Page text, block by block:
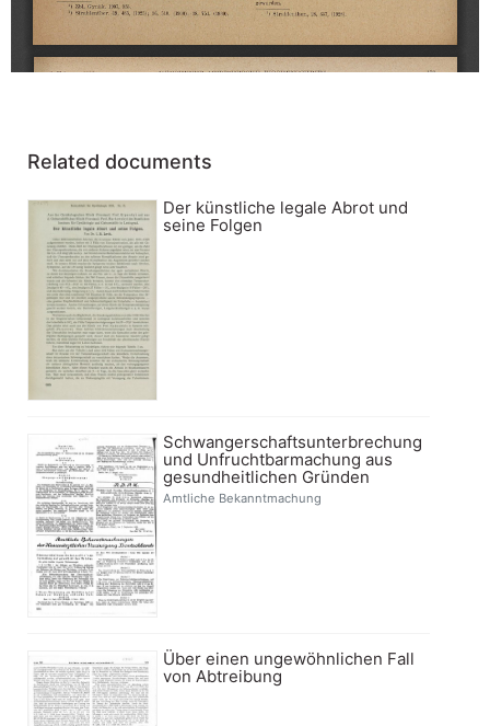
Related documents
Der künstliche legale Abrot und
seine Folgen
Schwangerschaftsunterbrechung
und Unfruchtbarmachung aus
gesundheitlichen Gründen
Amtliche Bekanntmachung
Über einen ungewöhnlichen Fall
von Abtreibung